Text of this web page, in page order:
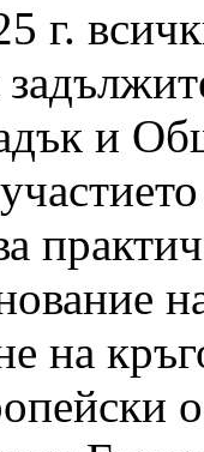
г.
и
на